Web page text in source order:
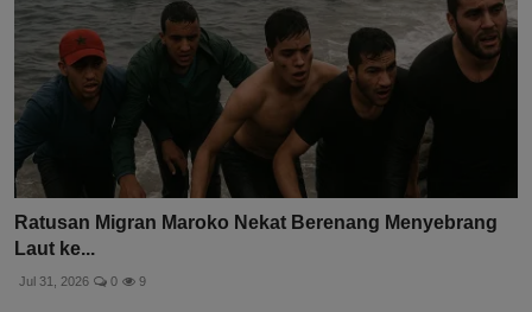
Ratusan Migran Maroko Nekat Berenang Menyebrang
Laut ke...
Jul 31, 2026 0 9